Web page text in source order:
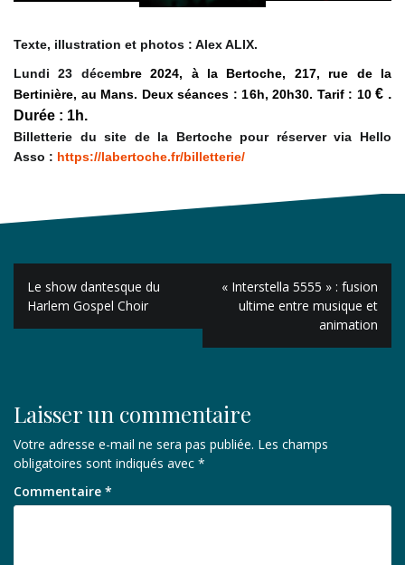
Texte, illustration et photos : Alex ALIX.
Lundi 23 décembre 2024, à la Bertoche, 217, rue de la
Bertinière, au Mans. Deux séances : 16h, 20h30. Tarif : 10€ .
Durée : 1h.
Billetterie du site de la Bertoche pour réserver via Hello
Asso : https://labertoche.fr/billetterie/
Navigation
de
l’article
Le show dantesque du
Harlem Gospel Choir
« Interstella 5555 » : fusion
ultime entre musique et
animation
Laisser un commentaire
Votre adresse e-mail ne sera pas publiée. Les champs
obligatoires sont indiqués avec *
Commentaire *